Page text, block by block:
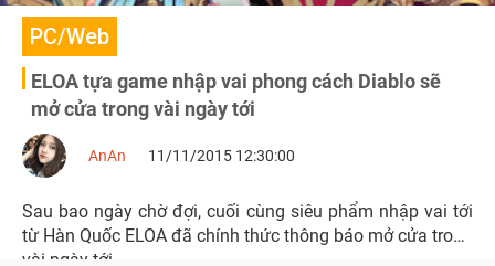
PC/Web
ELOA tựa game nhập vai phong cách Diablo sẽ
mở cửa trong vài ngày tới
AnAn 11/11/2015 12:30:00
Sau bao ngày chờ đợi, cuối cùng siêu phẩm nhập vai tới
từ Hàn Quốc ELOA đã chính thức thông báo mở cửa trong
vài ngày tới